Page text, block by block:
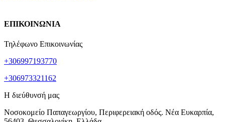
ΕΠΙΚΟΙΝΩΝΙΑ
Τηλέφωνο Επικοινωνίας
+306997193770
+306973321162
Η διεύθυνσή μας
Νοσοκομείο Παπαγεωργίου, Περιφερειακή οδός. Νέα Ευκαρπία,